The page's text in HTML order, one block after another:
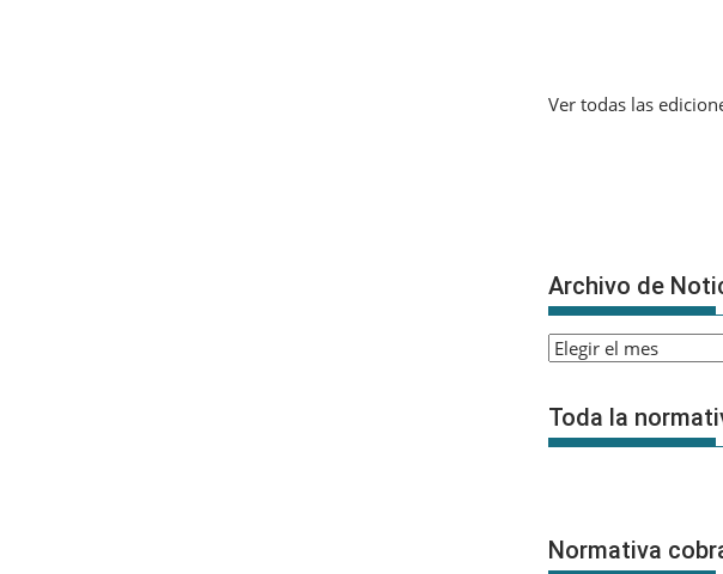
Ver todas las
Archivo de
Archivo
Noticias
Toda la
Normativa